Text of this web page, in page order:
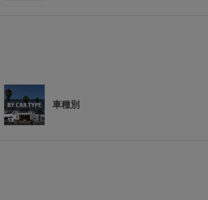
車種別